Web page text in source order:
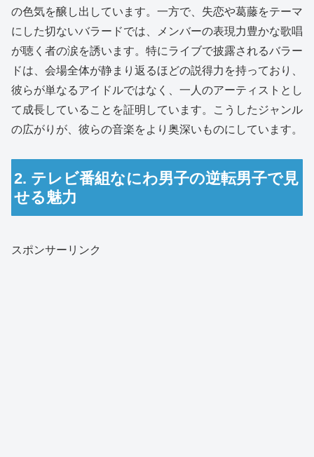
の色気を醸し出しています。一方で、失恋や葛藤をテーマ
にした切ないバラードでは、メンバーの表現力豊かな歌唱
が聴く者の涙を誘います。特にライブで披露されるバラー
ドは、会場全体が静まり返るほどの説得力を持っており、
彼らが単なるアイドルではなく、一人のアーティストとし
て成長していることを証明しています。こうしたジャンル
の広がりが、彼らの音楽をより奥深いものにしています。
2. テレビ番組なにわ男子の逆転男子で見
せる魅力
スポンサーリンク